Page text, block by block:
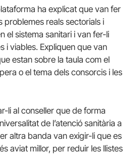
ha explicat que van fer
problemes reals sectorials i
el sistema sanitari i van fer-li
i viables. Expliquen que van
estan sobre la taula com el
o el tema dels consorcis i les
li al conseller que de forma
de l’atenció sanitària a
altra banda van exigir-li que es
aviat millor, per reduir les llistes